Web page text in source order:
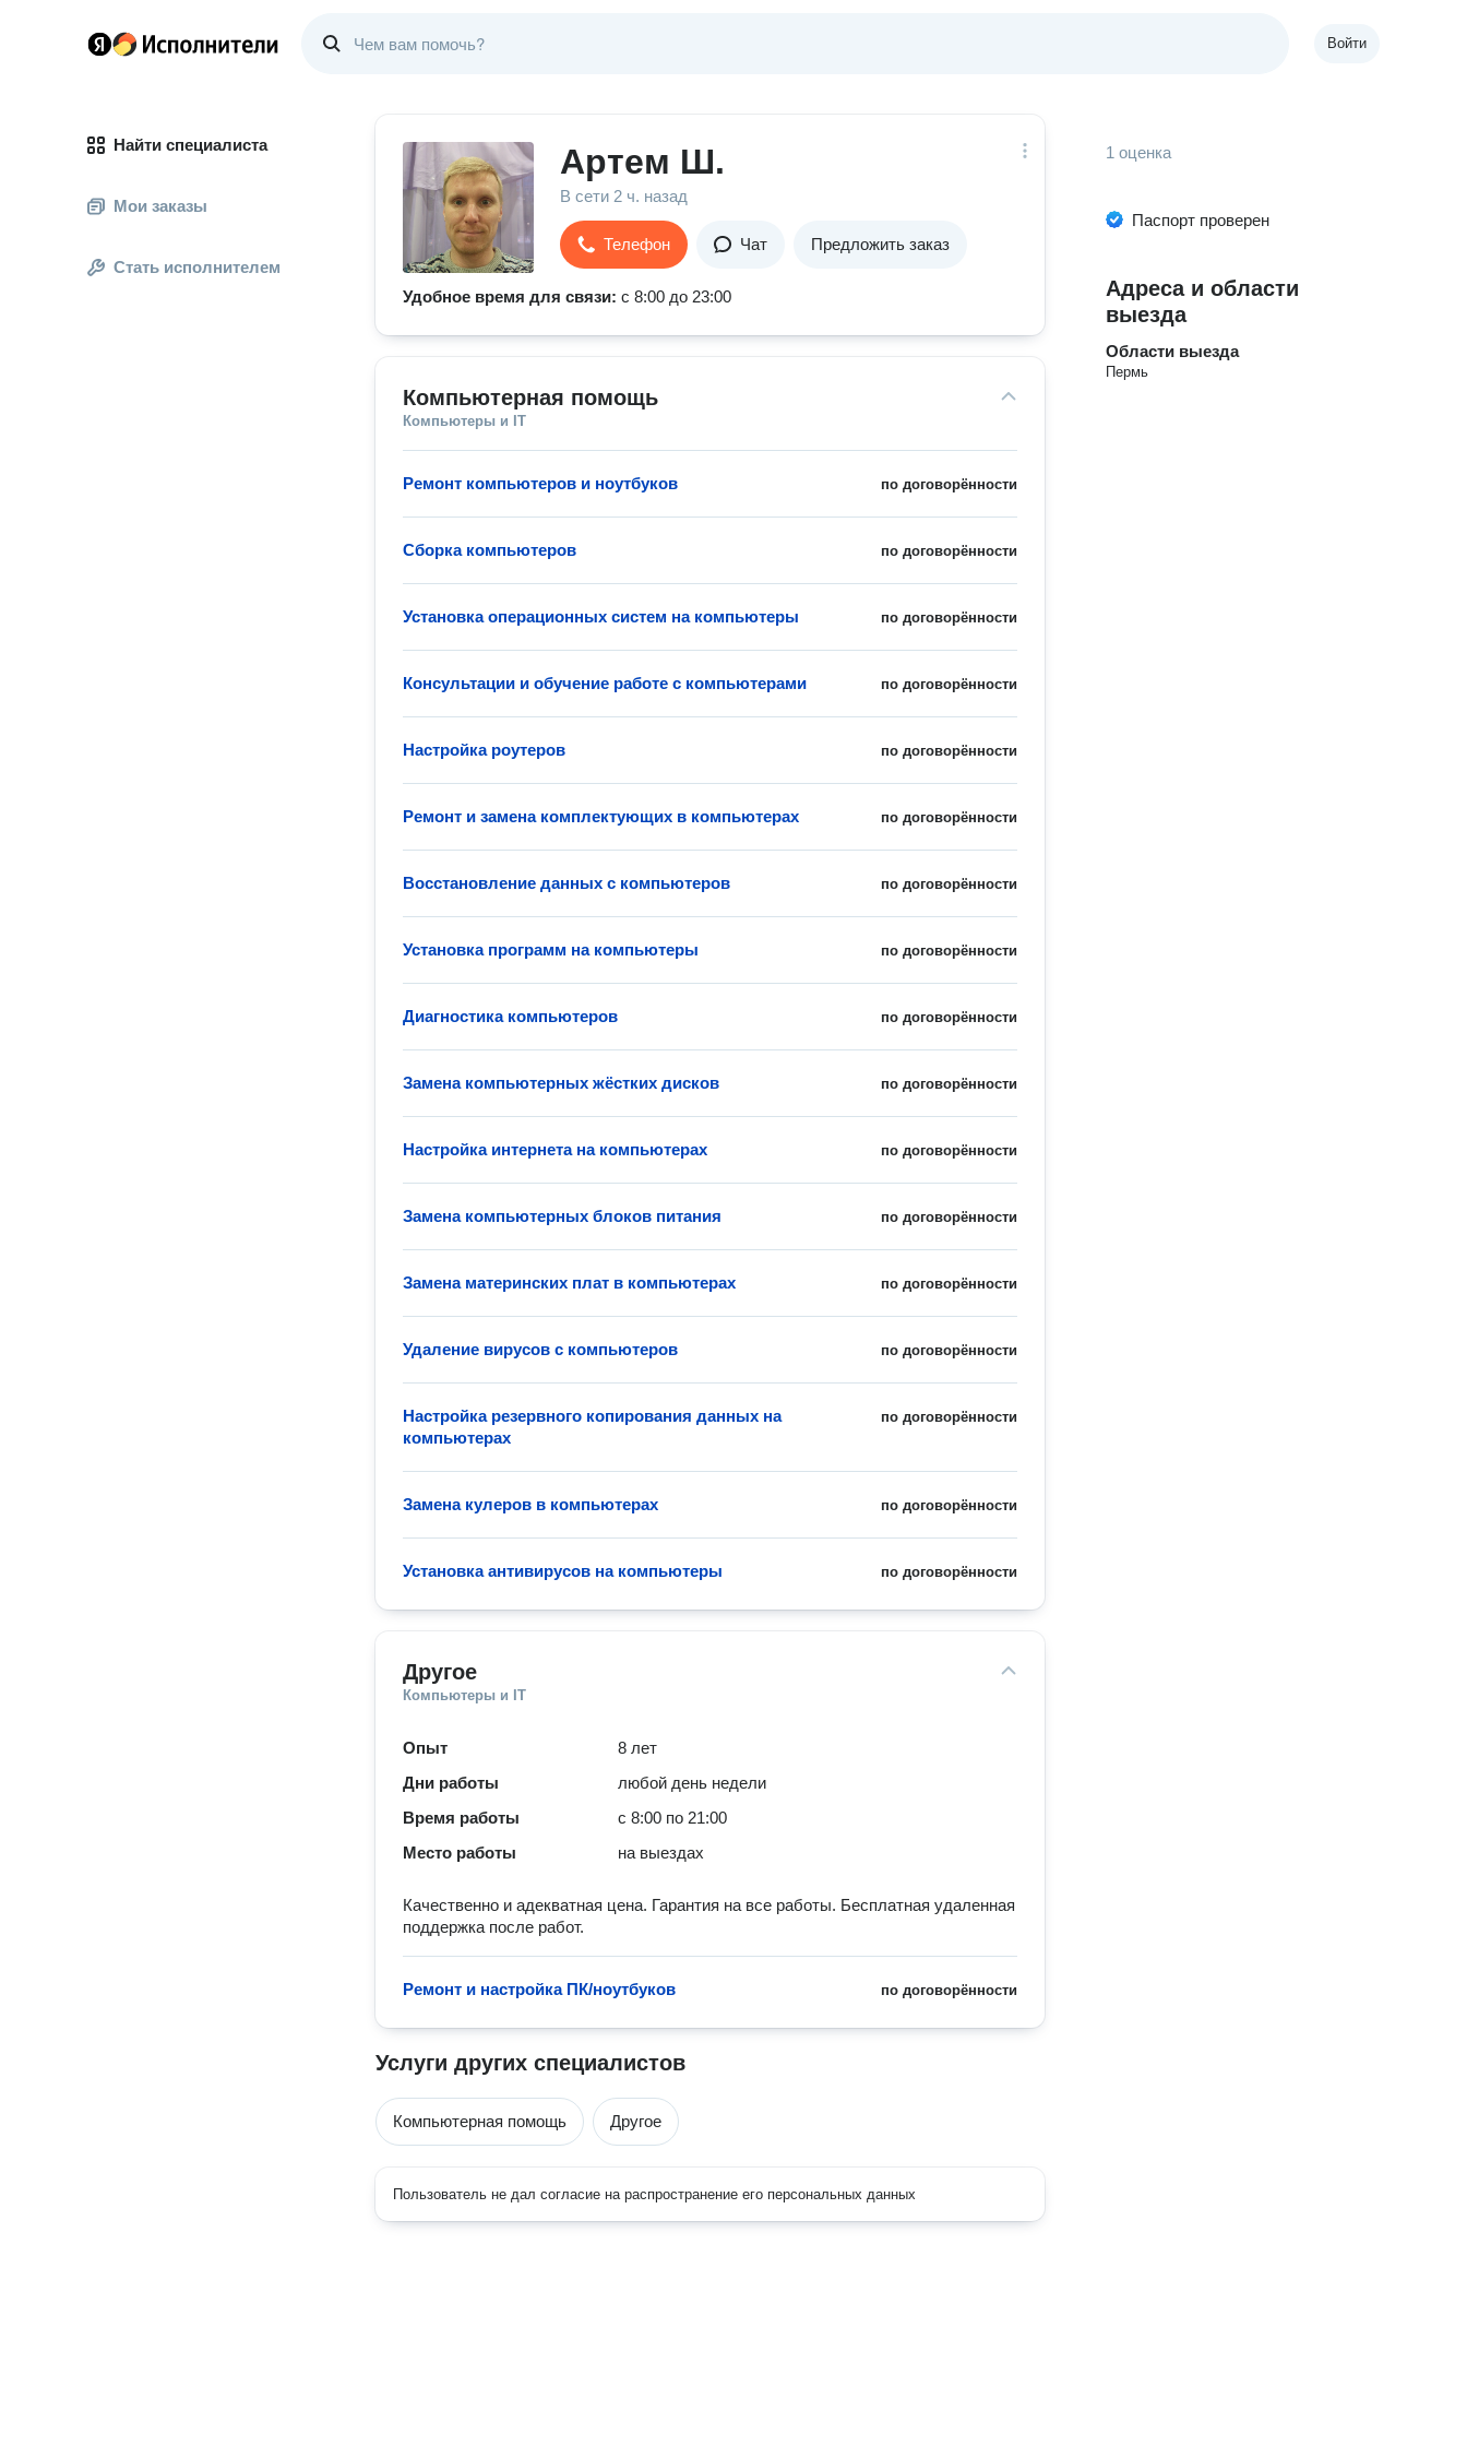
Войти
Найти специалиста
Мои заказы
Стать исполнителем
Артем Ш.
В сети 2 ч. назад
Телефон Чат Предложить заказ
Удобное время для связи: с 8:00 до 23:00
Компьютерная помощь
Компьютеры и IT
по договорённости
Ремонт компьютеров и ноутбуков
по договорённости
Сборка компьютеров
по договорённости
Установка операционных систем на компьютеры
по договорённости
Консультации и обучение работе с компьютерами
по договорённости
Настройка роутеров
по договорённости
Ремонт и замена комплектующих в компьютерах
по договорённости
Восстановление данных с компьютеров
по договорённости
Установка программ на компьютеры
по договорённости
Диагностика компьютеров
по договорённости
Замена компьютерных жёстких дисков
по договорённости
Настройка интернета на компьютерах
по договорённости
Замена компьютерных блоков питания
по договорённости
Замена материнских плат в компьютерах
по договорённости
Удаление вирусов с компьютеров
по договорённости
Настройка резервного копирования данных на
компьютерах
по договорённости
Замена кулеров в компьютерах
по договорённости
Установка антивирусов на компьютеры
Другое
Компьютеры и IT
Опыт
8 лет
Дни работы
любой день недели
Время работы
с 8:00 по 21:00
Место работы
на выездах
Качественно и адекватная цена. Гарантия на все работы. Бесплатная удаленная
поддержка после работ.
по договорённости
Ремонт и настройка ПК/ноутбуков
Услуги других специалистов
Компьютерная помощь Другое
Пользователь не дал согласие на распространение его персональных данных
1 оценка
Паспорт проверен
Адреса и области
выезда
Области выезда
Пермь